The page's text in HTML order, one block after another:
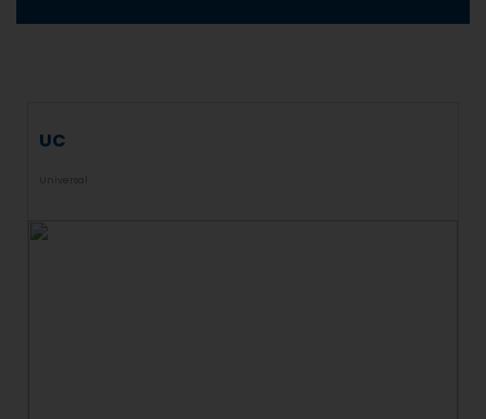
UC
Universal